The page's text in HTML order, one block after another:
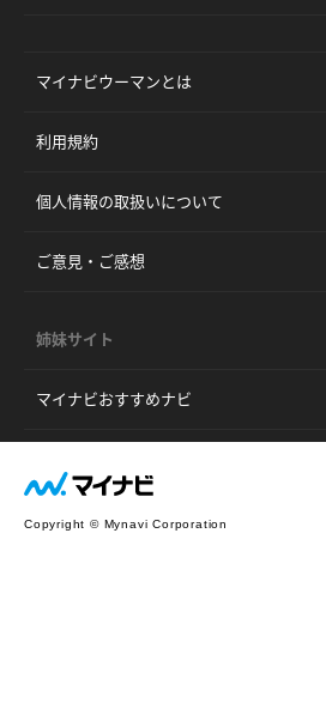
マイナビウーマンとは
利用規約
個人情報の取扱いについて
ご意見・ご感想
姉妹サイト
マイナビおすすめナビ
Copyright © Mynavi Corporation